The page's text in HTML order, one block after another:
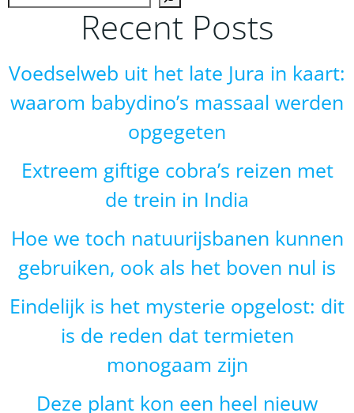
Recent Posts
Voedselweb uit het late Jura in kaart:
waarom babydino’s massaal werden
opgegeten
Extreem giftige cobra’s reizen met
de trein in India
Hoe we toch natuurijsbanen kunnen
gebruiken, ook als het boven nul is
Eindelijk is het mysterie opgelost: dit
is de reden dat termieten
monogaam zijn
Deze plant kon een heel nieuw